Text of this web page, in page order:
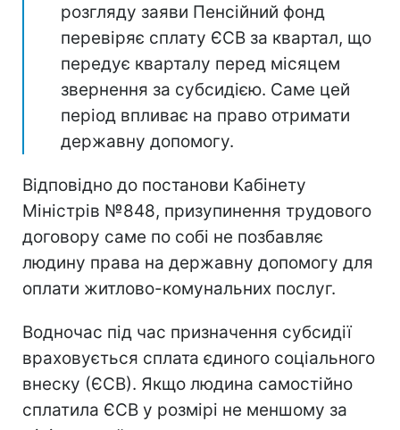
розгляду заяви Пенсійний фонд
перевіряє сплату ЄСВ за квартал, що
передує кварталу перед місяцем
звернення за субсидією. Саме цей
період впливає на право отримати
державну допомогу.
Відповідно до постанови Кабінету
Міністрів №848, призупинення трудового
договору саме по собі не позбавляє
людину права на державну допомогу для
оплати житлово-комунальних послуг.
Водночас під час призначення субсидії
враховується сплата єдиного соціального
внеску (ЄСВ). Якщо людина самостійно
сплатила ЄСВ у розмірі не меншому за